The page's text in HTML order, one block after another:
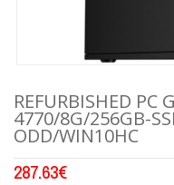
REFURBISHED PC
4770/8G/256GB-
ODD/WIN10HC
287.63€